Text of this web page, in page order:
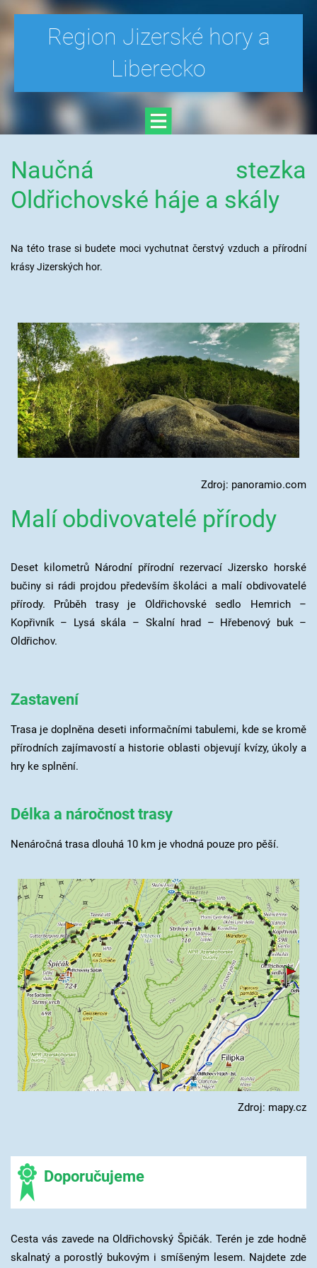
Region Jizerské hory a
Liberecko
Naučná stezka
Oldřichovské háje a skály
Na této trase si budete moci vychutnat čerstvý vzduch a přírodní
krásy Jizerských hor.
Zdroj: panoramio.com
Malí obdivovatelé přírody
Deset kilometrů Národní přírodní rezervací Jizersko horské
bučiny si rádi projdou především školáci a malí obdivovatelé
přírody. Průběh trasy je Oldřichovské sedlo Hemrich –
Kopřivník – Lysá skála – Skalní hrad – Hřebenový buk –
Oldřichov.
Zastavení
Trasa je doplněna deseti informačními tabulemi, kde se kromě
přírodních zajímavostí a historie oblasti objevují kvízy, úkoly a
hry ke splnění.
Délka a náročnost trasy
Nenáročná trasa dlouhá 10 km je vhodná pouze pro pěší.
Zdroj: mapy.cz
Doporučujeme
Cesta vás zavede na Oldřichovský Špičák. Terén je zde hodně
skalnatý a porostlý bukovým i smíšeným lesem. Najdete zde